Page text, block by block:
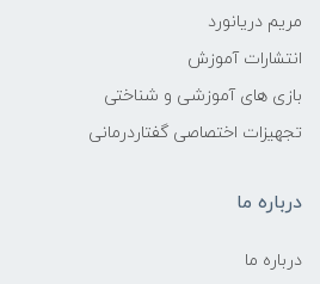
مریم دریانورد
انتشارات آموزش
بازی های آموزشی و شناختی
تجهیزات اختصاصی گفتاردرمانی
درباره ما
درباره ما